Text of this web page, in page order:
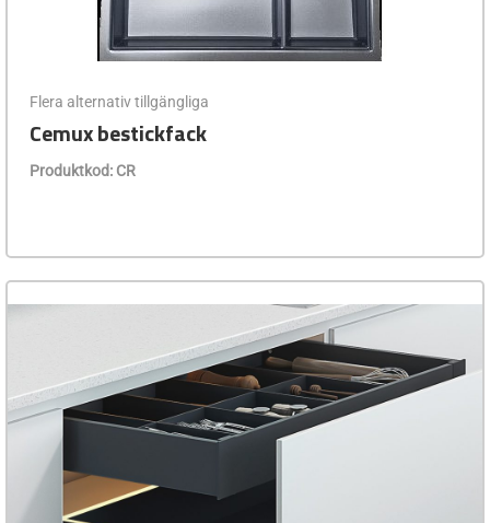
Flera alternativ tillgängliga
Cemux bestickfack
Produktkod: CR